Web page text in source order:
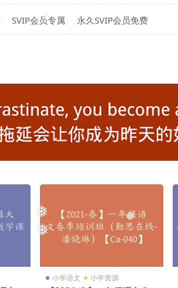
❅
❅
SVIP会员专属 永久SVIP会员免费
小学语文 小学资源